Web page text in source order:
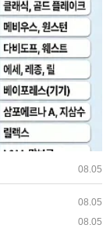
08.05
08.05
08.05